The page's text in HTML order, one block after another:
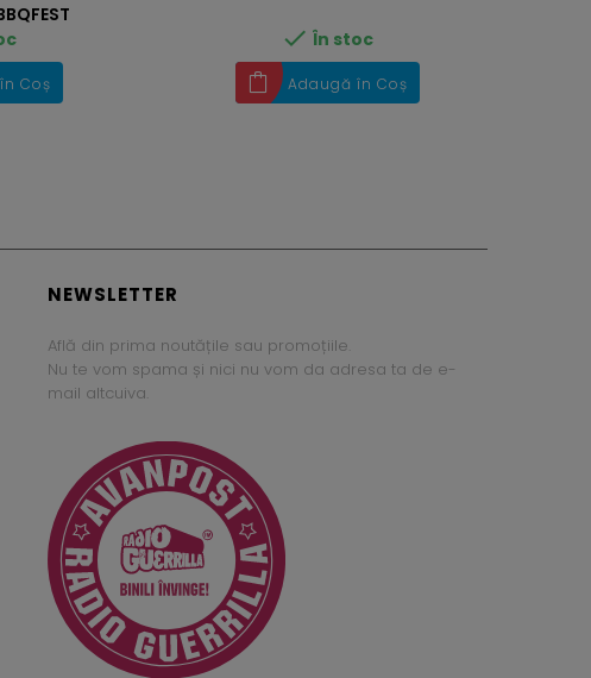
Coș
 În stoc
Adaugă în Coș
NEWSLETTER
Află din prima noutățile sau promoțiile.
Nu te vom spama și nici nu vom da adresa ta de e-
mail altcuiva.